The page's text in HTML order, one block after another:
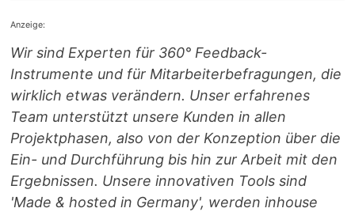
Anzeige:
Wir sind Experten für 360° Feedback-
Instrumente und für Mitarbeiterbefragungen, die
wirklich etwas verändern. Unser erfahrenes
Team unterstützt unsere Kunden in allen
Projektphasen, also von der Konzeption über die
Ein- und Durchführung bis hin zur Arbeit mit den
Ergebnissen. Unsere innovativen Tools sind
'Made & hosted in Germany', werden inhouse